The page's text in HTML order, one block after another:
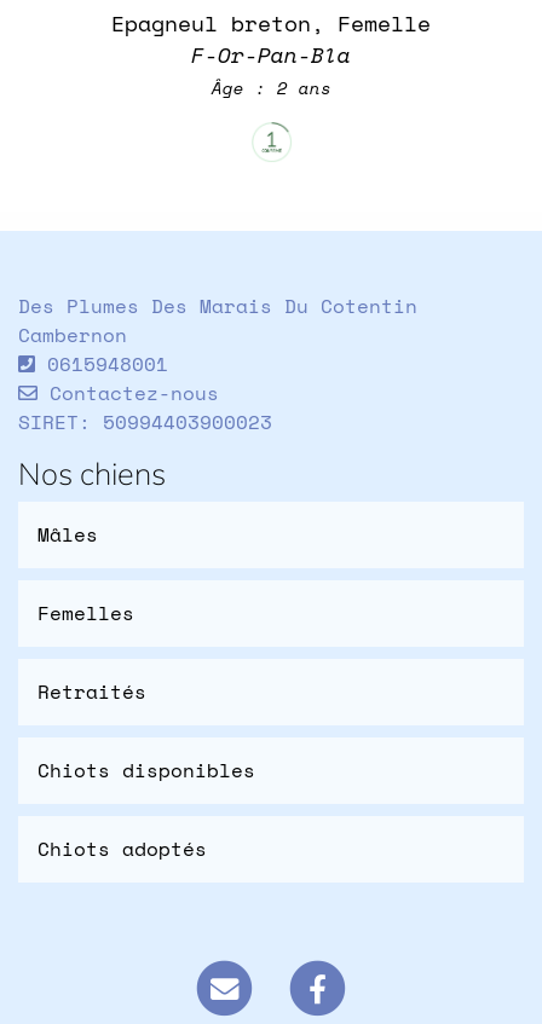
Epagneul breton, Femelle
F-Or-Pan-Bla
Âge : 2 ans
Des Plumes Des Marais Du Cotentin
Cambernon
0615948001
Contactez-nous
SIRET: 50994403900023
Nos chiens
Mâles
Femelles
Retraités
Chiots disponibles
Chiots adoptés